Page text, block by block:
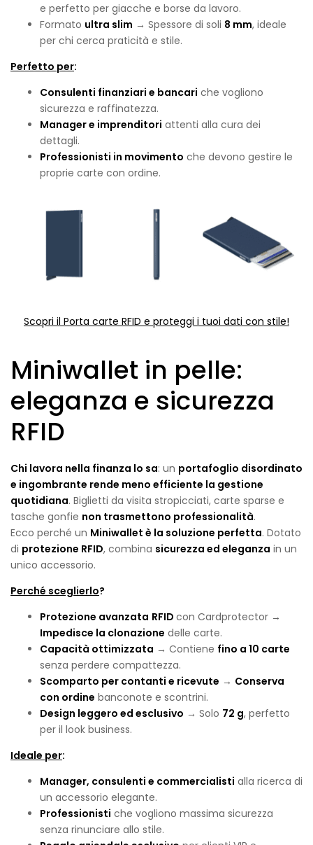
e perfetto per giacche e borse da lavoro.
Formato ultra slim → Spessore di soli 8 mm, ideale
per chi cerca praticità e stile.
Perfetto per:
Consulenti finanziari e bancari che vogliono
sicurezza e raffinatezza.
Manager e imprenditori attenti alla cura dei
dettagli.
Professionisti in movimento che devono gestire le
proprie carte con ordine.
Scopri il Porta carte RFID e proteggi i tuoi dati con stile!
Miniwallet in pelle:
eleganza e sicurezza
RFID
Chi lavora nella finanza lo sa: un portafoglio disordinato
e ingombrante rende meno efficiente la gestione
quotidiana. Biglietti da visita stropicciati, carte sparse e
tasche gonfie non trasmettono professionalità.
Ecco perché un Miniwallet è la soluzione perfetta. Dotato
di protezione RFID, combina sicurezza ed eleganza in un
unico accessorio.
Perché sceglierlo?
Protezione avanzata RFID con Cardprotector →
Impedisce la clonazione delle carte.
Capacità ottimizzata → Contiene fino a 10 carte
senza perdere compattezza.
Scomparto per contanti e ricevute → Conserva
con ordine banconote e scontrini.
Design leggero ed esclusivo → Solo 72 g, perfetto
per il look business.
Ideale per:
Manager, consulenti e commercialisti alla ricerca di
un accessorio elegante.
Professionisti che vogliono massima sicurezza
senza rinunciare allo stile.